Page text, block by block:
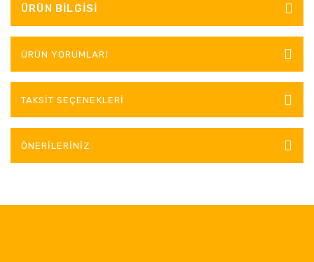
ÜRÜN BILGISI
ÜRÜN YORUMLARI
TAKSIT SEÇENEKLERI
ÖNERILERINIZ